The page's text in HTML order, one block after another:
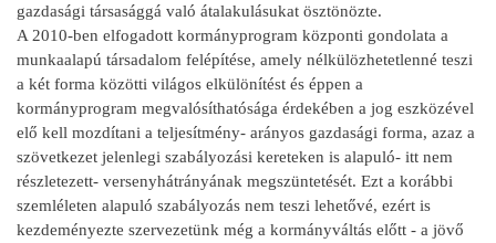
gazdasági társasággá való átalakulásukat ösztönözte.
A 2010-ben elfogadott kormányprogram központi gondolata a
munkaalapú társadalom felépítése, amely nélkülözhetetlenné teszi
a két forma közötti világos elkülönítést és éppen a
kormányprogram megvalósíthatósága érdekében a jog eszközével
elő kell mozdítani a teljesítmény- arányos gazdasági forma, azaz a
szövetkezet jelenlegi szabályozási kereteken is alapuló- itt nem
részletezett- versenyhátrányának megszüntetését. Ezt a korábbi
szemléleten alapuló szabályozás nem teszi lehetővé, ezért is
kezdeményezte szervezetünk még a kormányváltás előtt - a jövő